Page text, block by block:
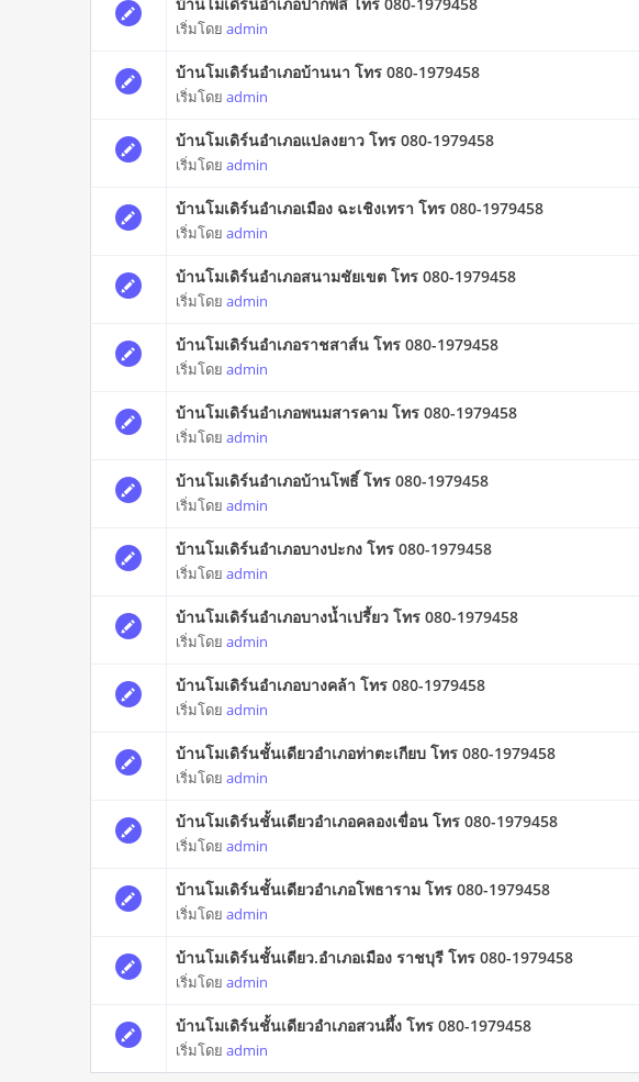
เริ่มโดยadmin
บ้านโมเดิร์นอำเภอบ้านนา โทร 080-1979458
เริ่มโดยadmin
บ้านโมเดิร์นอำเภอแปลงยาว โทร 080-1979458
เริ่มโดยadmin
บ้านโมเดิร์นอำเภอเมือง ฉะเชิงเทรา โทร 080-1979458
เริ่มโดยadmin
บ้านโมเดิร์นอำเภอสนามชัยเขต โทร 080-1979458
เริ่มโดยadmin
บ้านโมเดิร์นอำเภอราชสาส์น โทร 080-1979458
เริ่มโดยadmin
บ้านโมเดิร์นอำเภอพนมสารคาม โทร 080-1979458
เริ่มโดยadmin
บ้านโมเดิร์นอำเภอบ้านโพธิ์ โทร 080-1979458
เริ่มโดยadmin
บ้านโมเดิร์นอำเภอบางปะกง โทร 080-1979458
เริ่มโดยadmin
บ้านโมเดิร์นอำเภอบางน้ำเปรี้ยว โทร 080-1979458
เริ่มโดยadmin
บ้านโมเดิร์นอำเภอบางคล้า โทร 080-1979458
เริ่มโดยadmin
บ้านโมเดิร์นชั้นเดียวอำเภอท่าตะเกียบ โทร 080-1979458
เริ่มโดยadmin
บ้านโมเดิร์นชั้นเดียวอำเภอคลองเขื่อน โทร 080-1979458
เริ่มโดยadmin
บ้านโมเดิร์นชั้นเดียวอำเภอโพธาราม โทร 080-1979458
เริ่มโดยadmin
บ้านโมเดิร์นชั้นเดียว.อำเภอเมือง ราชบุรี โทร 080-1979458
เริ่มโดยadmin
บ้านโมเดิร์นชั้นเดียวอำเภอสวนผึ้ง โทร 080-1979458
เริ่มโดยadmin